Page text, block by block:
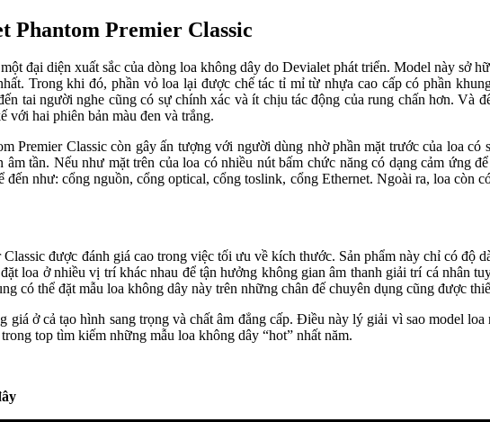
Phantom Premier Classic
đại diện xuất sắc của dòng loa không dây do Devialet phát triển. Model này sở
Trong khi đó, phần vỏ loa lại được chế tác tỉ mỉ từ nhựa cao cấp có phần
tai người nghe cũng có sự chính xác và ít chịu tác động của rung chấn hơn. Và
với hai phiên bản màu đen và trắng.
Premier Classic còn gây ấn tượng với người dùng nhờ phần mặt trước của loa có
tần. Nếu như mặt trên của loa có nhiều nút bấm chức năng có dạng cảm ứng
như: cổng nguồn, cổng optical, cổng toslink, cổng Ethernet. Ngoài ra, loa còn
được đánh giá cao trong việc tối ưu về kích thước. Sản phẩm này chỉ có
loa ở nhiều vị trí khác nhau để tận hưởng không gian âm thanh giải trí cá nhân
có thể đặt mẫu loa không dây này trên những chân đế chuyên dụng cũng được
giá ở cả tạo hình sang trọng và chất âm đẳng cấp. Điều này lý giải vì sao model
top tìm kiếm những mẫu loa không dây “hot” nhất năm.